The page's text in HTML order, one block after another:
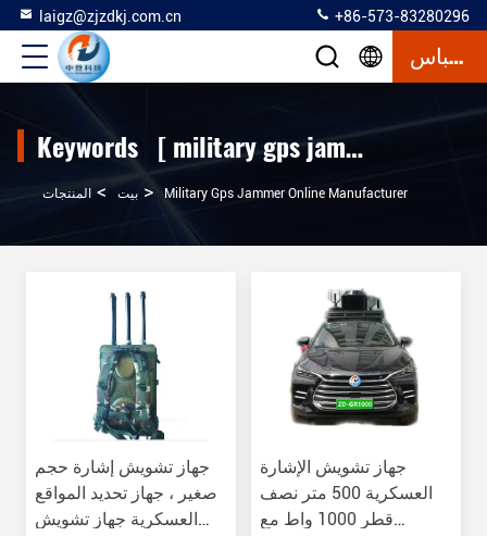
laigz@zjzdkj.com.cn +86-573-83280296
إقتباس
Keywords [ military gps jammer ] Match 65 المنتجات
بيت > المنتجات > Military Gps Jammer Online Manufacturer
جهاز تشويش إشارة حجم
صغير ، جهاز تحديد المواقع
العسكرية جهاز تشويش
جهاز تشويش الإشارة
العسكرية 500 متر نصف
قطر 1000 واط مع